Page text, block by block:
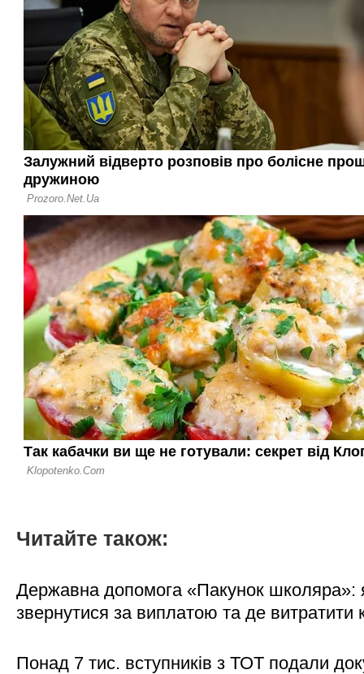
Читайте також:
Державна допомога «Пакунок школяра»:
звернутися за виплатою та де витратити
Понад 7 тис. вступників з ТОТ подали